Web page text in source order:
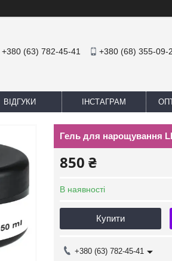
+380 (63) 782-45-41 +380 (68) 355-09-
ВІДГУКИ ІНСТАГРАМ
Гель для нарощування
850 ₴
В наявності
Купити
+380 (63) 782-45-41